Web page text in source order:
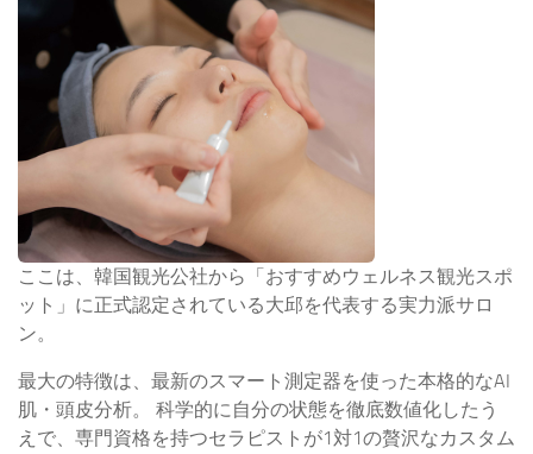
ここは、韓国観光公社から「おすすめウェルネス観光スポ
ット」に正式認定されている大邱を代表する実力派サロ
ン。
最大の特徴は、最新のスマート測定器を使った本格的なAI
肌・頭皮分析。 科学的に自分の状態を徹底数値化したう
えで、専門資格を持つセラピストが1対1の贅沢なカスタム